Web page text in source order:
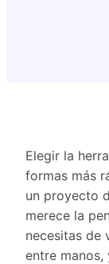
Elegir la
formas más
un proyecto
merece la
necesitas de
entre manos,